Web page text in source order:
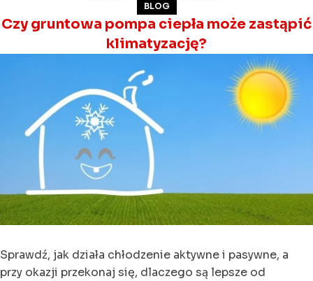
BLOG
Czy gruntowa pompa ciepła może zastąpić
klimatyzację?
Sprawdź, jak działa chłodzenie aktywne i pasywne, a
przy okazji przekonaj się, dlaczego są lepsze od